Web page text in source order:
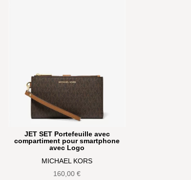
JET SET Portefeuille avec
compartiment pour smartphone
avec Logo
MICHAEL KORS
160,00€